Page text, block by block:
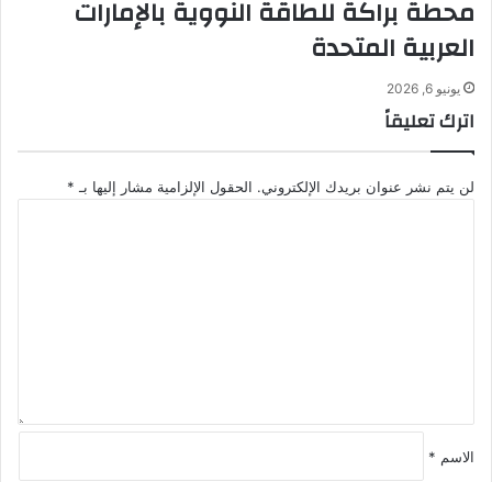
محطة براكة للطاقة النووية بالإمارات
العربية المتحدة
يونيو 6, 2026
اترك تعليقاً
لن يتم نشر عنوان بريدك الإلكتروني. الحقول الإلزامية مشار إليها بـ *
الاسم *